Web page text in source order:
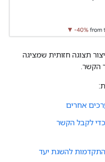
חזותית שמציגה
אחרים
לקבל הקשר
להשגת יעד